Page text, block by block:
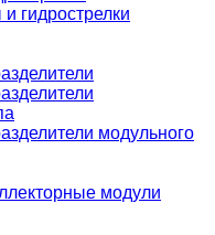
гидрострелки
модульного
модули